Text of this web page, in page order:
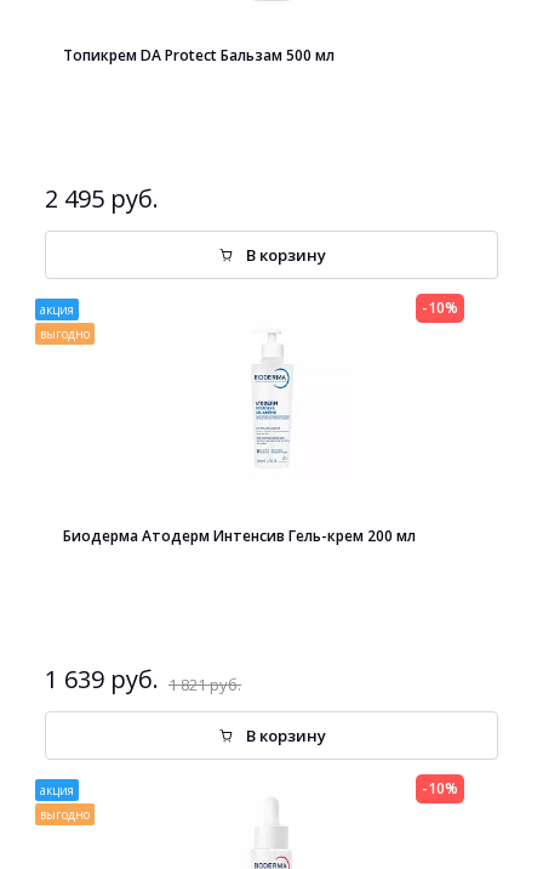
Топикрем DA Protect Бальзам 500 мл
2 495 руб.
В корзину
акция
выгодно
Биодерма Атодерм Интенсив Гель-крем 200 мл
1 639 руб. 1 821 руб.
-10%
В корзину
акция
выгодно
-10%